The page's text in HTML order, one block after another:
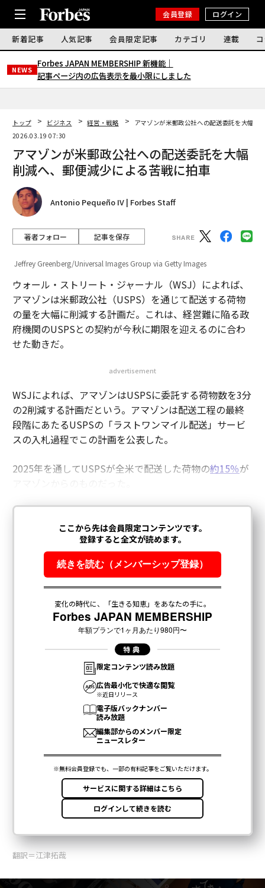
会員登録 ログイン
新着記事 人気記事 会員限定記事 カテゴリ 連載
NEWS
Forbes JAPAN MEMBERSHIP 新機能｜
記事ページ内の広告表示を最小限にしました
トップ ビジネス 経営・戦略
アマゾンが米郵政公社への配送委託を大幅削
2026.03.19 07:30
アマゾンが米郵政公社への配送委託を大幅
削減へ、郵便減少による苦戦に拍車
Antonio Pequeño IV | Forbes Staff
著者フォロー 記事を保存
Jeffrey Greenberg/Universal Images Group via Getty Images
ウォール・ストリート・ジャーナル（WSJ）によれば、
アマゾンは米郵政公社（USPS）を通じて配送する荷物
の量を大幅に削減する計画だ。これは、経営難に陥る政
府機関のUSPSとの契約が今秋に期限を迎えるのに合わ
せた動きだ。
advertisement
WSJによれば、アマゾンはUSPSに委託する荷物数を3分
の2削減する計画だという。アマゾンは配送工程の最終
段階にあたるUSPSの「ラストワンマイル配送」サービ
スの入札過程でこの計画を公表した。
2025年を通してUSPSが全米で配送した荷物の約15％が
翻訳＝江津拓哉